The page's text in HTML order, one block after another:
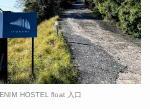
HOSTEL float 入口